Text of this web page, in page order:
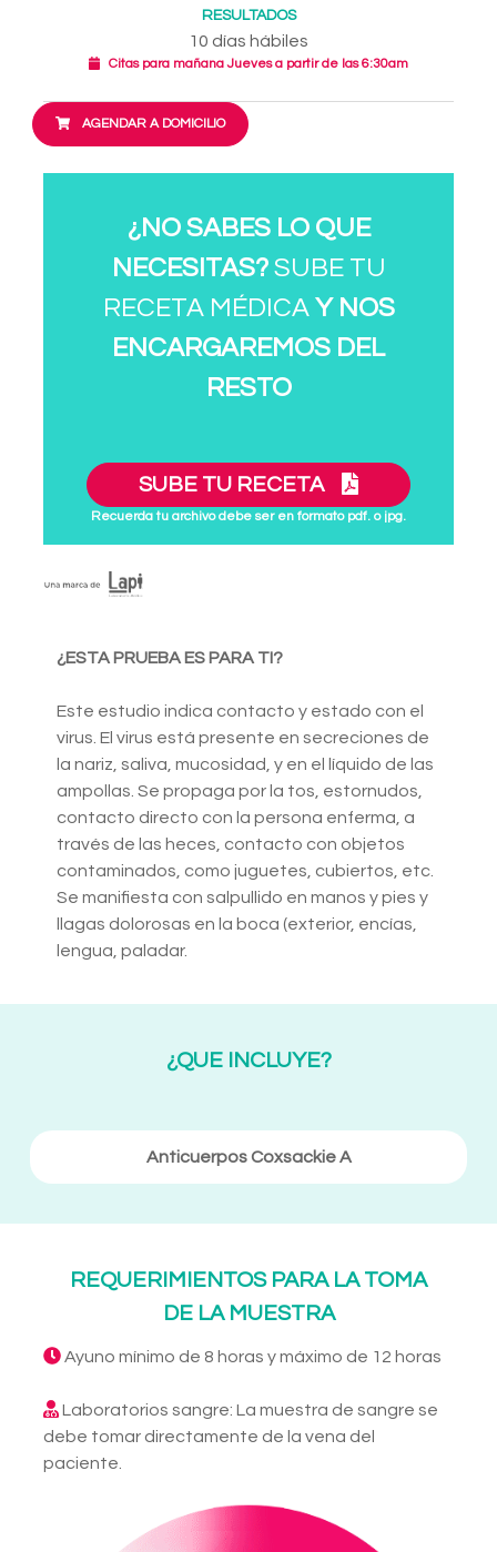
RESULTADOS
10 días hábiles
Citas para mañana Jueves a partir de las 6:30am
AGENDAR A DOMICILIO
¿NO SABES LO QUE
NECESITAS?SUBE TU
RECETA MÉDICA Y NOS
ENCARGAREMOS DEL
RESTO
SUBE TU RECETA
Recuerda tu archivo debe ser en formato pdf. o jpg.
¿ESTA PRUEBA ES PARA TI?
Este estudio indica contacto y estado con el
virus. El virus está presente en secreciones de
la nariz, saliva, mucosidad, y en el líquido de las
ampollas. Se propaga por la tos, estornudos,
contacto directo con la persona enferma, a
través de las heces, contacto con objetos
contaminados, como juguetes, cubiertos, etc.
Se manifiesta con salpullido en manos y pies y
llagas dolorosas en la boca (exterior, encías,
lengua, paladar.
¿QUE INCLUYE?
Anticuerpos Coxsackie A
REQUERIMIENTOS PARA LA TOMA
DE LA MUESTRA
Ayuno mínimo de 8 horas y máximo de 12 horas
Laboratorios sangre: La muestra de sangre se
debe tomar directamente de la vena del
paciente.